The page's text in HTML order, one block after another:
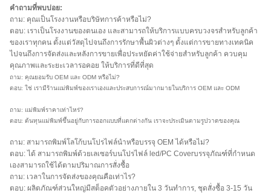
คำถามที่พบบ่อย:
ถาม: คุณเป็นโรงงานหรือบริษัทการค้าหรือไม่?
ตอบ: เราเป็นโรงงานของตนเอง และสามารถให้บริการแบบครบวงจรสำหรับลูกค้า
ของเราทุกคน ตั้งแต่วัสดุไปจนถึงการรักษาพื้นผิวต่างๆ ตั้งแต่การขายทางเทคนิค
ไปจนถึงการจัดส่งและหลังการขายเพื่อประหยัดค่าใช้จ่ายสำหรับลูกค้า ควบคุม
คุณภาพและระยะเวลารอคอย ให้บริการที่ดีที่สุด
ถาม: คุณยอมรับ OEM และ ODM หรือไม่?
ตอบ: ใช่ เรามีร้านแม่พิมพ์ของเราเองและประสบการณ์มากมายในบริการ OEM และ ODM
ถาม: แม่พิมพ์ราคาเท่าไหร่?
ตอบ: ต้นทุนแม่พิมพ์ขึ้นอยู่กับการออกแบบที่แตกต่างกัน เราจะประเมินตามรูปวาดของคุณ
ถาม: สามารถพิมพ์โลโก้บนโปรไฟล์นำหรือบรรจุ OEM ได้หรือไม่?
ตอบ: ได้ สามารถพิมพ์ด้วยเลเซอร์บนโปรไฟล์ led/PC Coverบรรจุภัณฑ์ที่กำหนด
เองสามารถใช้ได้ตามปริมาณการสั่งซื้อ
ถาม: เวลาในการจัดส่งของคุณคือเท่าไร?
ตอบ: ผลิตภัณฑ์ส่วนใหญ่มีสต็อคตัวอย่างภายใน 3 วันทำการ, ชุดสั่งซื้อ 3-15 วัน